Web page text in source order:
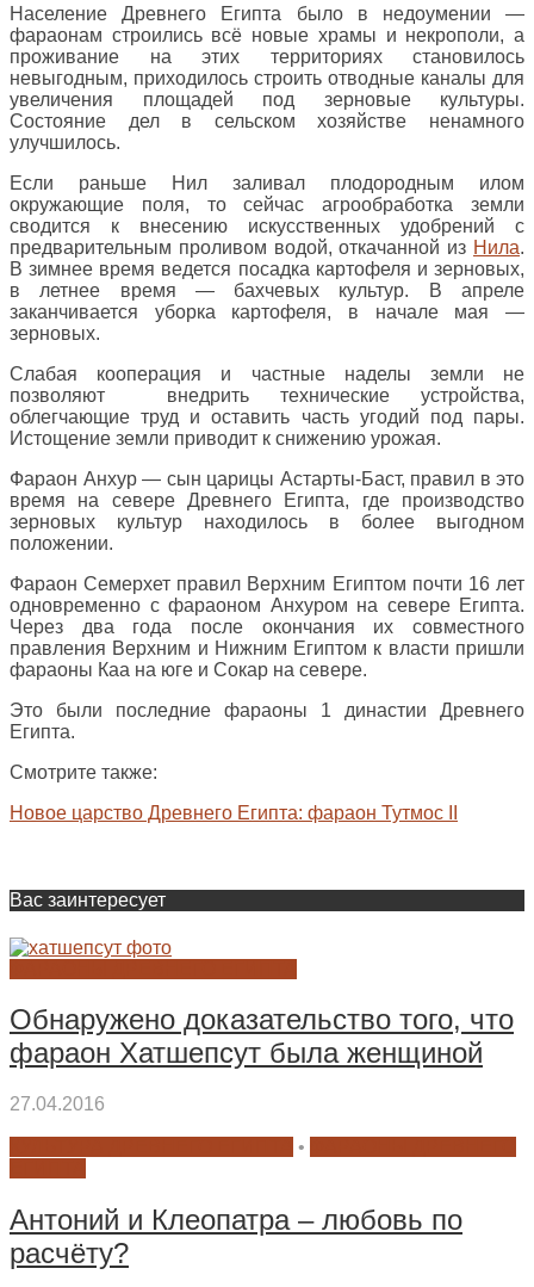
Население Древнего Египта было в недоумении —
фараонам строились всё новые храмы и некрополи, а
проживание на этих территориях становилось
невыгодным, приходилось строить отводные каналы для
увеличения площадей под зерновые культуры.
Состояние дел в сельском хозяйстве ненамного
улучшилось.
Если раньше Нил заливал плодородным илом
окружающие поля, то сейчас агрообработка земли
сводится к внесению искусственных удобрений с
предварительным проливом водой, откачанной из Нила.
В зимнее время ведется посадка картофеля и зерновых,
в летнее время — бахчевых культур. В апреле
заканчивается уборка картофеля, в начале мая —
зерновых.
Слабая кооперация и частные наделы земли не
позволяют внедрить технические устройства,
облегчающие труд и оставить часть угодий под пары.
Истощение земли приводит к снижению урожая.
Фараон Анхур — сын царицы Астарты-Баст, правил в это
время на севере Древнего Египта, где производство
зерновых культур находилось в более выгодном
положении.
Фараон Семерхет правил Верхним Египтом почти 16 лет
одновременно с фараоном Анхуром на севере Египта.
Через два года после окончания их совместного
правления Верхним и Нижним Египтом к власти пришли
фараоны Каа на юге и Сокар на севере.
Это были последние фараоны 1 династии Древнего
Египта.
Смотрите также:
Новое царство Древнего Египта: фараон Тутмос II
Вас заинтересует
Обнаружено доказательство того, что
фараон Хатшепсут была женщиной
27.04.2016
•
Антоний и Клеопатра – любовь по
расчёту?